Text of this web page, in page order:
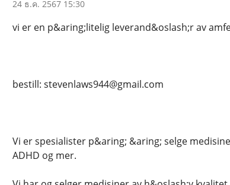
24 ธ.ค. 2567 15:30
vi er en p&aring;litelig leverand&oslash;r av
bestill: stevenlaws944@gmail.com
Vi er spesialister p&aring; &aring; selge
ADHD og mer.